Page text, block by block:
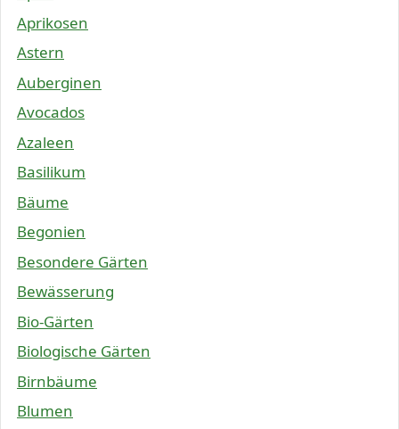
Aprikosen
Astern
Auberginen
Avocados
Azaleen
Basilikum
Bäume
Begonien
Besondere Gärten
Bewässerung
Bio-Gärten
Biologische Gärten
Birnbäume
Blumen